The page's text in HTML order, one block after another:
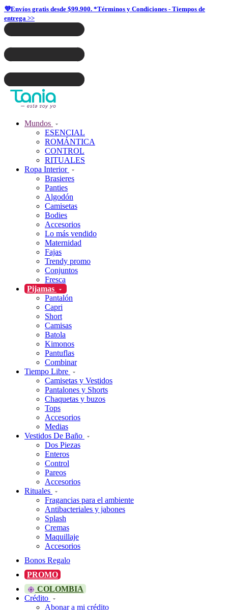
💜Envíos gratis desde $99.900. *Términos y Condiciones - Tiempos de
entrega >>
Mundos
ESENCIAL
ROMÁNTICA
CONTROL
RITUALES
Ropa Interior
Brasieres
Panties
Algodón
Camisetas
Bodies
Accesorios
Lo más vendido
Maternidad
Fajas
Trendy promo
Conjuntos
Fresca
Pijamas
Pantalón
Capri
Short
Camisas
Batola
Kimonos
Pantuflas
Combinar
Tiempo Libre
Camisetas y Vestidos
Pantalones y Shorts
Chaquetas y buzos
Tops
Accesorios
Medias
Vestidos De Baño
Dos Piezas
Enteros
Control
Pareos
Accesorios
Rituales
Fragancias para el ambiente
Antibacteriales y jabones
Splash
Cremas
Maquillaje
Accesorios
Bonos Regalo
PROMO
COLOMBIA
Crédito
Abonar a mi crédito